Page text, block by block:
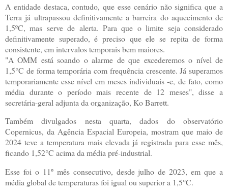
A entidade destaca, contudo, que esse cenário não significa que a
Terra já ultrapassou definitivamente a barreira do aquecimento de
1,5ºC, mas serve de alerta. Para que o limite seja considerado
definitivamente superado, é preciso que ele se repita de forma
consistente, em intervalos temporais bem maiores.
"A OMM está soando o alarme de que excederemos o nível de
1,5°C de forma temporária com frequência crescente. Já superamos
temporariamente esse nível em meses individuais -e, de fato, como
média durante o período mais recente de 12 meses", disse a
secretária-geral adjunta da organização, Ko Barrett.
Também divulgados nesta quarta, dados do observatório
Copernicus, da Agência Espacial Europeia, mostram que maio de
2024 teve a temperatura mais elevada já registrada para esse mês,
ficando 1,52°C acima da média pré-industrial.
Esse foi o 11º mês consecutivo, desde julho de 2023, em que a
média global de temperaturas foi igual ou superior a 1,5°C.